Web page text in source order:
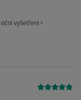
oční vyšetření •